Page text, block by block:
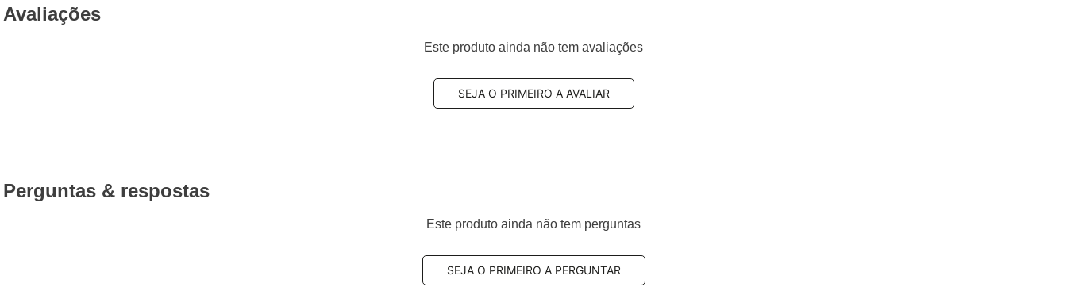
Avaliações
Este produto ainda não tem avaliações
SEJA O PRIMEIRO A AVALIAR
Perguntas & respostas
Este produto ainda não tem perguntas
SEJA O PRIMEIRO A PERGUNTAR